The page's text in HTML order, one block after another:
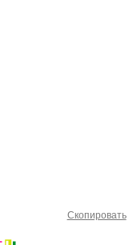
Скопировать